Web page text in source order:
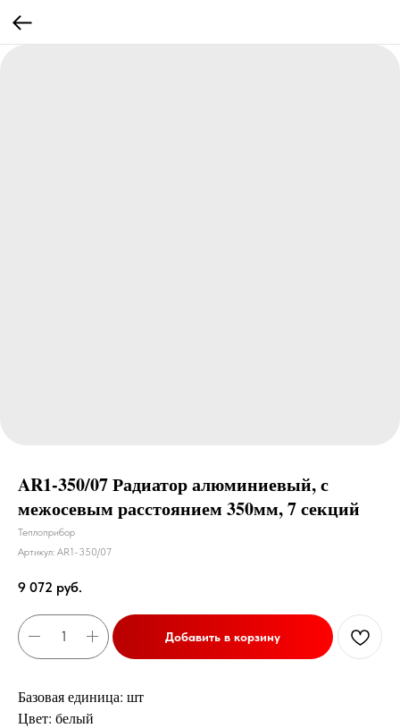
AR1-350/07 Радиатор алюминиевый, с
межосевым расстоянием 350мм, 7 секций
Теплоприбор
Артикул: AR1-350/07
9 072 руб.
Добавить в корзину
Базовая единица: шт
Цвет: белый